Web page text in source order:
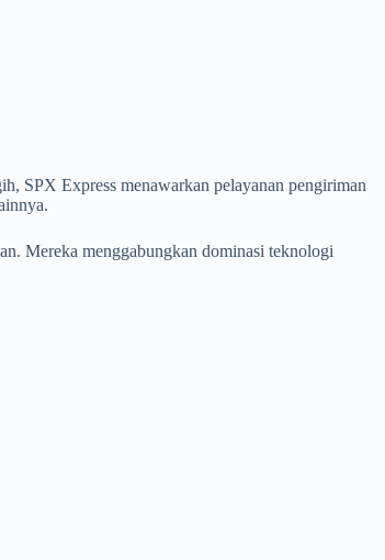
SPX Express menawarkan pelayanan pengiriman
Mereka menggabungkan dominasi teknologi